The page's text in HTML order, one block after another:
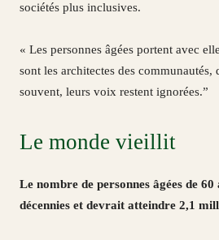
sociétés plus inclusives.
« Les personnes âgées portent avec
sont les architectes des
souvent, leurs voix restent ignorées.”
Le monde vieillit
Le nombre de personnes âgées de
décennies et devrait atteindre 2,1